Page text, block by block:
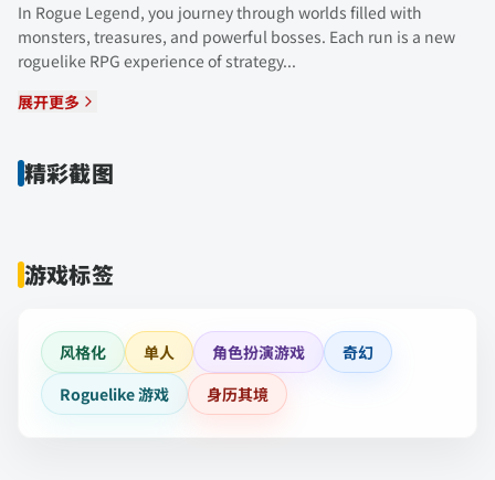
In Rogue Legend, you journey through worlds filled with
monsters, treasures, and powerful bosses. Each run is a new
roguelike RPG experience of strategy...
展开更多
精彩截图
游戏标签
风格化 单人 角色扮演游戏
奇幻
Roguelike 游戏
身历其境